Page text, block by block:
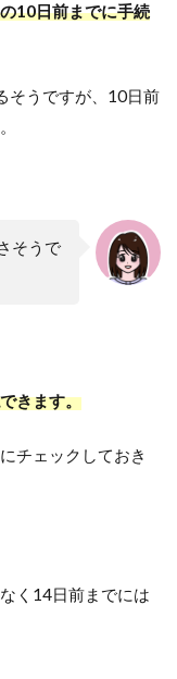
10日前までに手続
そうですが、10日前
そうで
きます。
チェックしておき
く14日前までには